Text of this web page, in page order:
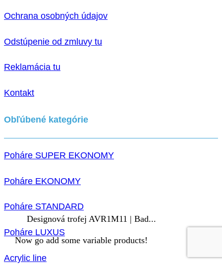
Ochrana osobných údajov
Odstúpenie od zmluvy tu
Reklamácia tu
Kontakt
Obľúbené kategórie
Poháre SUPER EKONOMY
Poháre EKONOMY
Poháre STANDARD
Poháre LUXUS
Acrylic line
Designová trofej AVR1M11 | Bad...
Now go add some variable products!